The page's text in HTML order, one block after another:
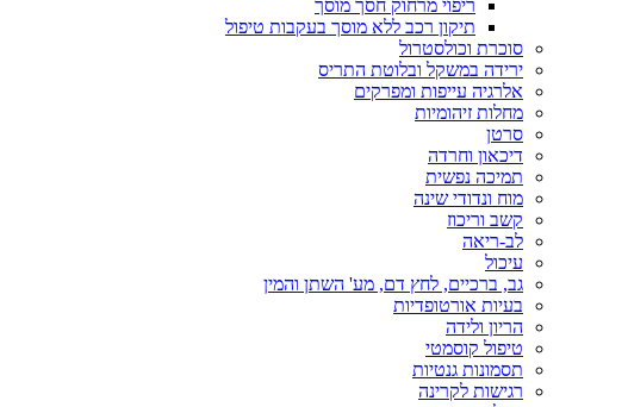
ריפוי מרחוק חסך מוסך
תיקון רכב ללא מוסך בעקבות טיפול
סוכרת וכולסטרול
ירידה במשקל ובלוטת התריס
אלרגיה עייפות ומפרקים
מחלות זיהומיות
סרטן
דיכאון וחרדה
תמיכה נפשית
מוח ונדודי שינה
קשב וריכוז
לב-ריאה
עיכול
גב, ברכיים, לחץ דם, מע' השתן והמין
בעיות אורטופדיות
הריון ולידה
טיפול קוסמטי
תסמונות גנטיות
רגישות לקרינה